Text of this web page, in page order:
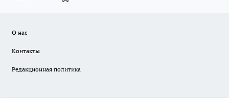
О нас
Контакты
Редакционная политика